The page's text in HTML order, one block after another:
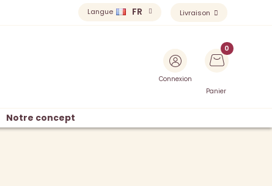
Langue FR Livraison
Connexion
Panier
Notre concept